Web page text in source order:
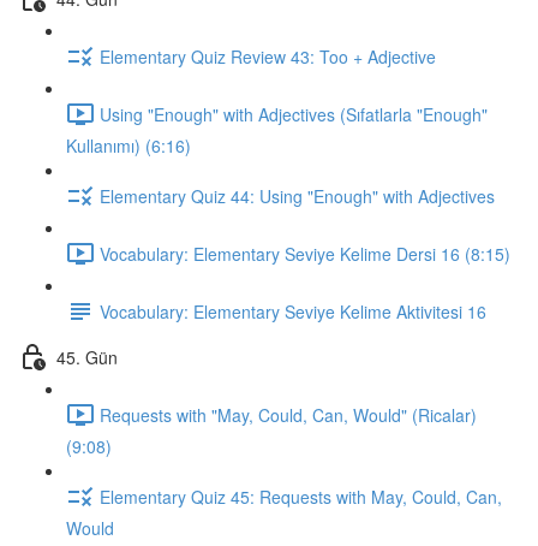
Elementary Quiz Review 43: Too + Adjective
Using "Enough" with Adjectives (Sıfatlarla "Enough"
Kullanımı) (6:16)
Elementary Quiz 44: Using "Enough" with Adjectives
Vocabulary: Elementary Seviye Kelime Dersi 16 (8:15)
Vocabulary: Elementary Seviye Kelime Aktivitesi 16
45. Gün
Requests with "May, Could, Can, Would" (Ricalar)
(9:08)
Elementary Quiz 45: Requests with May, Could, Can,
Would